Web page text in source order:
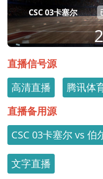
CSC 03卡塞尔
直播信号源
高清直播
腾讯体
直播备用源
CSC 03卡塞尔 vs
文字直播